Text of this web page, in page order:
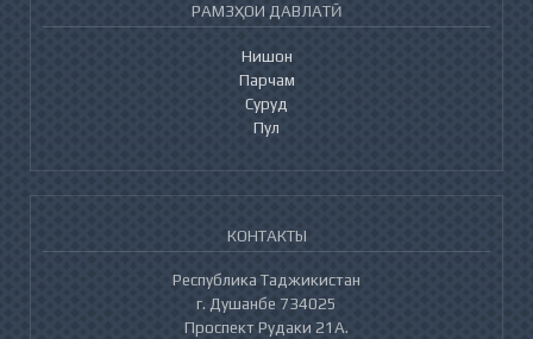
РАМЗҲОИ ДАВЛАТӢ
Нишон
Парчам
Суруд
Пул
КОНТАКТЫ
Республика Таджикистан
г. Душанбе 734025
Проспект Рудаки 21А.